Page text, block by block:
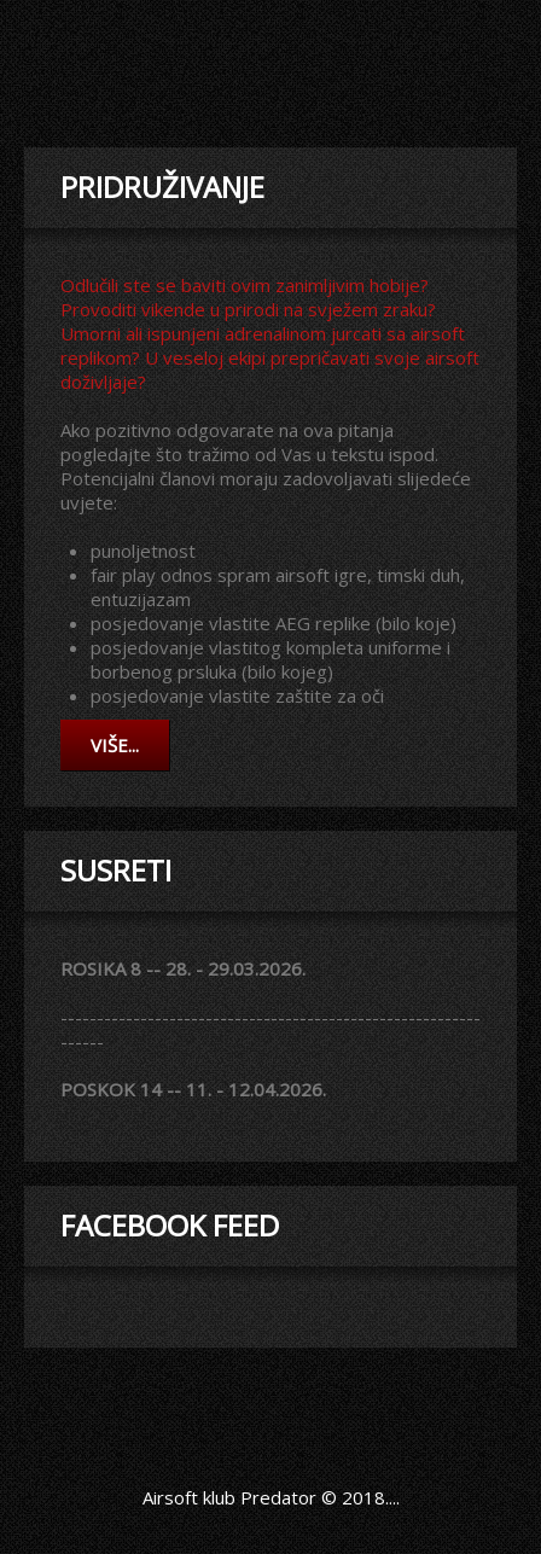
PRIDRUŽIVANJE
Odlučili ste se baviti ovim zanimljivim hobije?
Provoditi vikende u prirodi na svježem zraku?
Umorni ali ispunjeni adrenalinom jurcati sa airsoft
replikom? U veseloj ekipi prepričavati svoje airsoft
doživljaje?
Ako pozitivno odgovarate na ova pitanja
pogledajte što tražimo od Vas u tekstu ispod.
Potencijalni članovi moraju zadovoljavati slijedeće
uvjete:
punoljetnost
fair play odnos spram airsoft igre, timski duh,
entuzijazam
posjedovanje vlastite AEG replike (bilo koje)
posjedovanje vlastitog kompleta uniforme i
borbenog prsluka (bilo kojeg)
posjedovanje vlastite zaštite za oči
VIŠE...
SUSRETI
ROSIKA 8 -- 28. - 29.03.2026.
----------------------------------------------------------
------
POSKOK 14 -- 11. - 12.04.2026.
FACEBOOK FEED
Airsoft klub Predator © 2018....